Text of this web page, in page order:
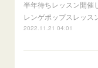
半年待ちレッスン開催
レンゲポップスレッス
2022.11.21 04:01